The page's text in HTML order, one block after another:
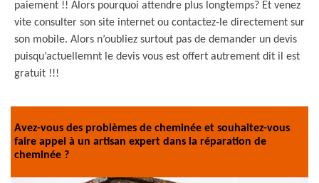
paiement !! Alors pourquoi attendre plus longtemps? Et venez
vite consulter son site internet ou contactez-le directement sur
son mobile. Alors n’oubliez surtout pas de demander un devis
puisqu’actuellemnt le devis vous est offert autrement dit il est
gratuit !!!
Avez-vous des problèmes de cheminée et souhaitez-vous
faire appel à un artisan expert dans la réparation de
cheminée ?